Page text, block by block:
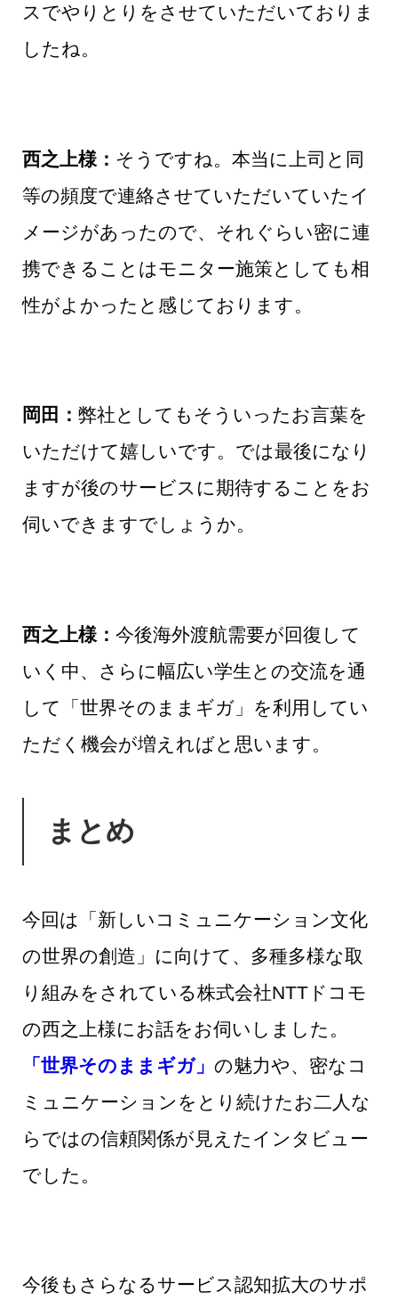
スでやりとりをさせていただいておりま
したね。
西之上様： そうですね。本当に上司と同
等の頻度で連絡させていただいていたイ
メージがあったので、それぐらい密に連
携できることはモニター施策としても相
性がよかったと感じております。
岡田： 弊社としてもそういったお言葉を
いただけて嬉しいです。では最後になり
ますが後のサービスに期待することをお
伺いできますでしょうか。
西之上様： 今後海外渡航需要が回復して
いく中、さらに幅広い学生との交流を通
して「世界そのままギガ」を利用してい
ただく機会が増えればと思います。
まとめ
今回は「新しいコミュニケーション文化
の世界の創造」に向けて、多種多様な取
り組みをされている株式会社NTTドコモ
の西之上様にお話をお伺いしました。
「世界そのままギガ」 の魅力や、密なコ
ミュニケーションをとり続けたお二人な
らではの信頼関係が見えたインタビュー
でした。
今後もさらなるサービス認知拡大のサポ